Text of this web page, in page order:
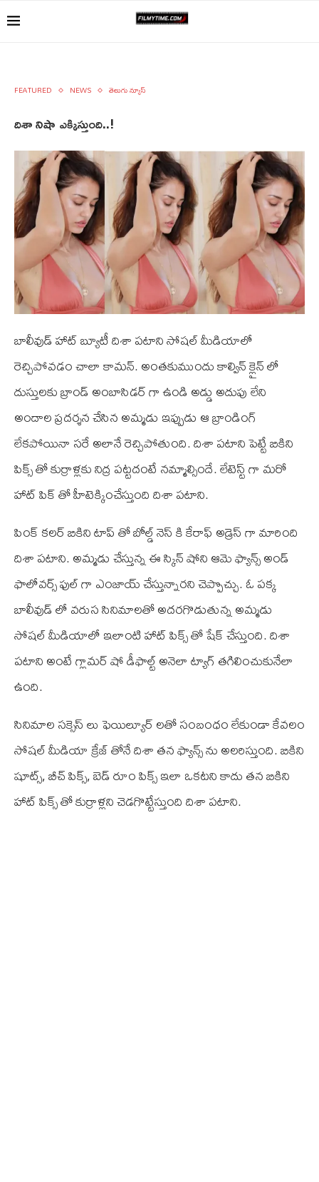
FEATURED NEWS తెలుగు న్యూస్
దిశా నిషా ఎక్కిస్తుంది..!
బాలీవుడ్ హాట్ బ్యూటీ దిశా పటాని సోషల్ మీడియాలో
రెచ్చిపోవడం చాలా కామన్. అంతకుముందు కాల్విన్ క్లైన్ లో
దుస్తులకు బ్రాండ్ అంబాసిడర్ గా ఉండి అడ్డు అదుపు లేని
అందాల ప్రదర్శన చేసిన అమ్మడు ఇప్పుడు ఆ బ్రాండింగ్
లేకపోయినా సరే అలానే రెచ్చిపోతుంది. దిశా పటాని పెట్టే బికిని
పిక్స్ తో కుర్రాళ్లకు నిద్ర పట్టదంటే నమ్మాల్సిందే. లేటెస్ట్ గా మరో
హాట్ పిక్ తో హీటెక్కించేస్తుంది దిశా పటాని.
పింక్ కలర్ బికిని టాప్ తో బోల్డ్ నెస్ కి కేరాఫ్ అడ్రెస్ గా మారింది
దిశా పటాని. అమ్మడు చేస్తున్న ఈ స్కిన్ షోని ఆమె ఫ్యాన్స్ అండ్
ఫాలోవర్స్ ఫుల్ గా ఎంజాయ్ చేస్తున్నారని చెప్పొచ్చు. ఓ పక్క
బాలీవుడ్ లో వరుస సినిమాలతో అదరగొడుతున్న అమ్మడు
సోషల్ మీడియాలో ఇలాంటి హాట్ పిక్స్ తో షేక్ చేస్తుంది. దిశా
పటాని అంటే గ్లామర్ షో డీఫాల్ట్ అనెలా ట్యాగ్ తగిలించుకునేలా
ఉంది.
సినిమాల సక్సెస్ లు ఫెయిల్యూర్ లతో సంబంధం లేకుండా కేవలం
సోషల్ మీడియా క్రేజ్ తోనే దిశా తన ఫ్యాన్స్ ను అలరిస్తుంది. బికిని
షూట్స్, బీచ్ పిక్స్, బెడ్ రూం పిక్స్ ఇలా ఒకటని కాదు తన బికిని
హాట్ పిక్స్ తో కుర్రాళ్లని చెడగొట్టేస్తుంది దిశా పటాని.